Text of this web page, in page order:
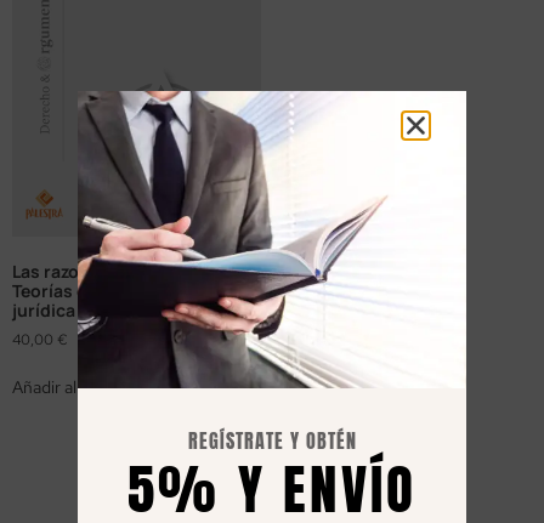
Las razones del Derecho.
Teorías de la argumentación
jurídica
40,00 €
Añadir al carrito
REGÍSTRATE Y OBTÉN
5% Y ENVÍO